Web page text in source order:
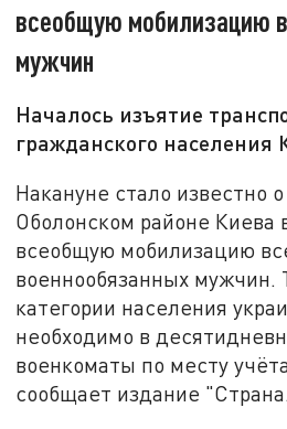
всеобщую мобилизацию
мужчин
Началось изъятие
гражданского населения
Накануне стало известно
Оболонском районе Киева
всеобщую мобилизацию
военнообязанных мужчин.
категории населения
необходимо в
военкоматы по месту
сообщает издание